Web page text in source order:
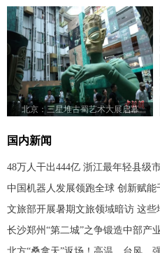
北京：三星堆古蜀艺术大展启幕
国内新闻
48万人干出444亿 浙江最年轻县级
中国机器人发展领跑全球 创新赋能
文旅部开展暑期文旅领域暗访 这些
长沙郑州“第二城”之争锻造中部产